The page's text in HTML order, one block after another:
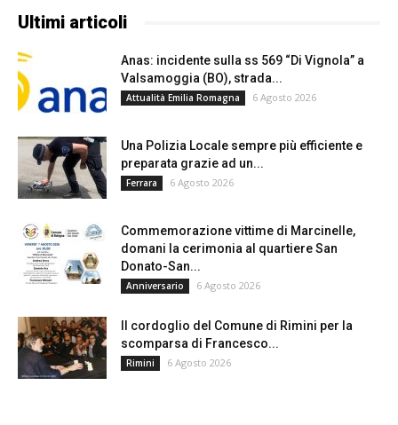
Ultimi articoli
Anas: incidente sulla ss 569 “Di Vignola” a
Valsamoggia (BO), strada...
Attualità Emilia Romagna 6 Agosto 2026
Una Polizia Locale sempre più efficiente e
preparata grazie ad un...
Ferrara 6 Agosto 2026
Commemorazione vittime di Marcinelle,
domani la cerimonia al quartiere San
Donato-San...
Anniversario 6 Agosto 2026
Il cordoglio del Comune di Rimini per la
scomparsa di Francesco...
Rimini 6 Agosto 2026